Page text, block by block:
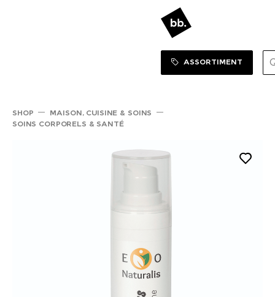
SHOP
ASSORTIMENT
SHOP
MAISON, CUISINE & SOINS
SOINS CORPORELS & SANTÉ